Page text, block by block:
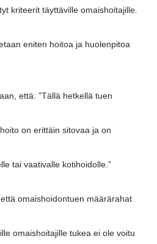
kriteerit täyttäville omaishoitajille.
eniten hoitoa ja huolenpitoa
että: ”Tällä hetkellä tuen
on erittäin sitovaa ja on
tai vaativalle kotihoidolle.”
omaishoidontuen määrärahat
omaishoitajille tukea ei ole voitu